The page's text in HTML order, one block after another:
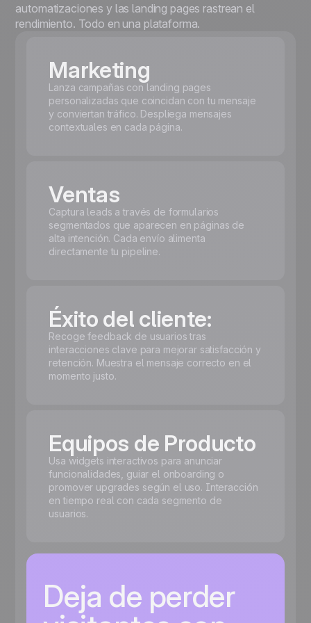
automatizaciones y las landing pages rastrean el
rendimiento. Todo en una plataforma.
Marketing
Lanza campañas con landing pages
personalizadas que coincidan con tu mensaje
y conviertan tráfico. Despliega mensajes
contextuales en cada página.
Ventas
Captura leads a través de formularios
segmentados que aparecen en páginas de
alta intención. Cada envío alimenta
directamente tu pipeline.
Éxito del cliente:
Recoge feedback de usuarios tras
interacciones clave para mejorar satisfacción y
retención. Muestra el mensaje correcto en el
momento justo.
Equipos de Producto
Usa widgets interactivos para anunciar
funcionalidades, guiar el onboarding o
promover upgrades según el uso. Interacción
en tiempo real con cada segmento de
usuarios.
Deja de perder